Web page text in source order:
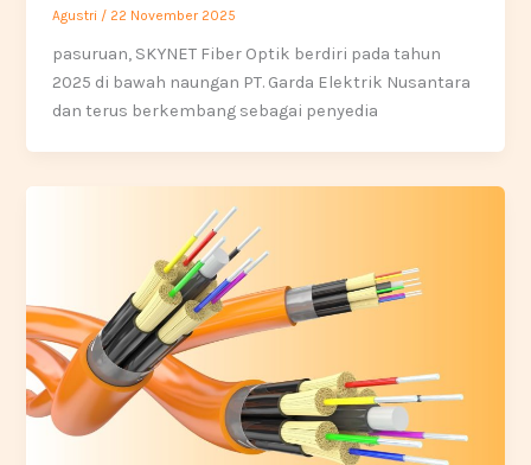
Agustri / 22 November 2025
pasuruan, SKYNET Fiber Optik berdiri pada tahun
2025 di bawah naungan PT. Garda Elektrik Nusantara
dan terus berkembang sebagai penyedia